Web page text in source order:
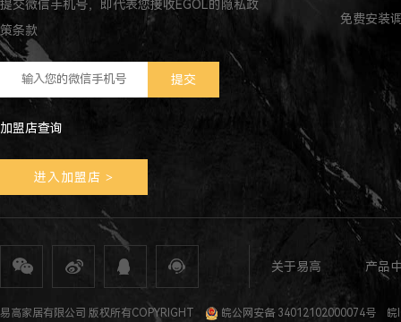
提交微信手机号，即代表您接收EGOL的隐私政
策条款
加盟店查询
进入加盟店 >
免费安装
关于易高 产品
全屋定制 定制家具 整体家居 衣柜定制 橱柜定制 全屋定制加盟 全屋整装 全屋定制
易高家居有限公司 版权所有COPYRIGHT 皖公网安备 34012102000074号 皖